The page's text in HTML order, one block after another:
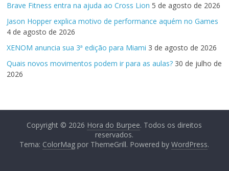
Brave Fitness entra na ajuda ao Cross Lion 5 de agosto de 2026
Jason Hopper explica motivo de performance aquém no Games
4 de agosto de 2026
XENOM anuncia sua 3ª edição para Miami 3 de agosto de 2026
Quais novos movimentos podem ir para as aulas? 30 de julho de
2026
Copyright © 2026 Hora do Burpee. Todos os direitos
reservados.
Tema: ColorMag por ThemeGrill. Powered byWordPress.